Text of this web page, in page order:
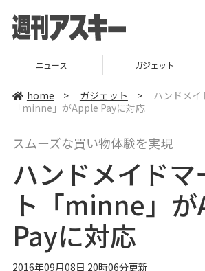
ニュース ガジェット
home > ガジェット >
ハンドメイ
「minne」がApple Payに対応
スムーズな買い物体験を実現
ハンドメイドマ
ト「minne」
Payに対応
2016年09月08日 20時06分更新